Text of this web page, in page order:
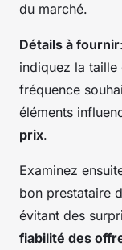
du marché.
Détails à fournir
indiquez la taille
fréquence
éléments
prix.
Examinez
bon prestataire
évitant des
fiabilité des